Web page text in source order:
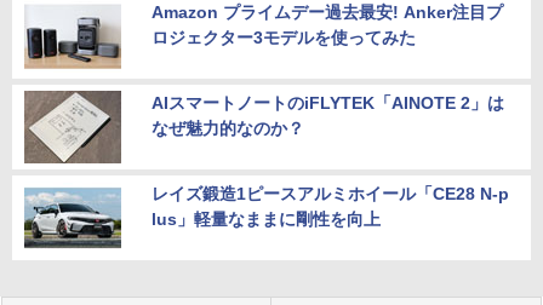
Amazon プライムデー過去最安! Anker注目プ
ロジェクター3モデルを使ってみた
AIスマートノートのiFLYTEK「AINOTE 2」は
なぜ魅力的なのか？
レイズ鍛造1ピースアルミホイール「CE28 N-p
lus」軽量なままに剛性を向上